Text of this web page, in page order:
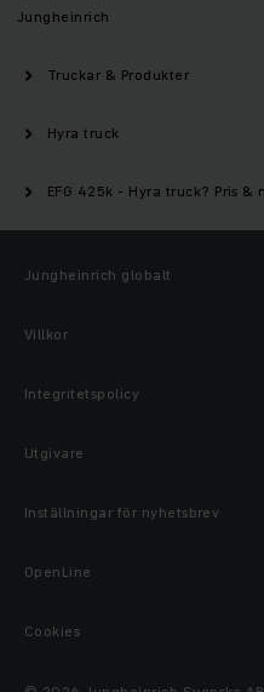
Jungheinrich
Truckar & Produkter
Hyra truck
Jungheinrich globalt
Villkor
Integritetspolicy
Utgivare
Inställningar för nyhetsbrev
OpenLine
Cookies